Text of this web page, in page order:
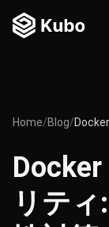
Home/Blog/
リテ